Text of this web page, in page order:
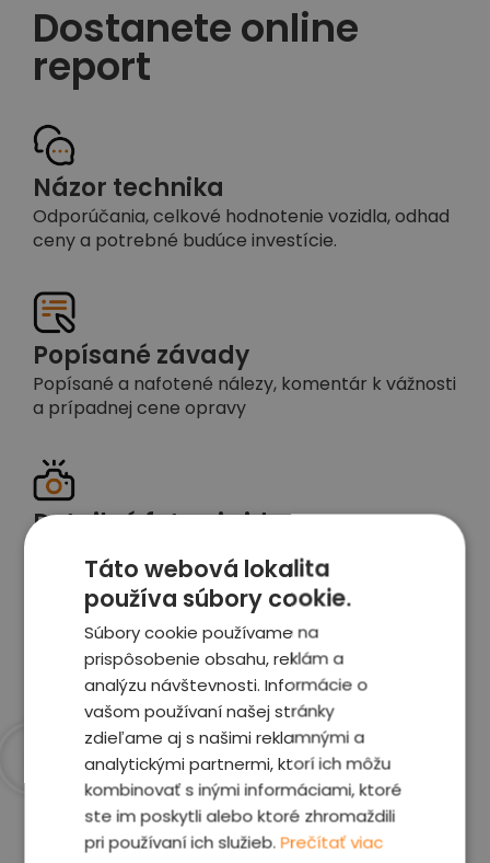
Dostanete online
report
Názor technika
Odporúčania, celkové hodnotenie vozidla, odhad
ceny a potrebné budúce investície.
Popísané závady
Popísané a nafotené nálezy, komentár k vážnosti
a prípadnej cene opravy
Detailné foto aj video
Celé auto z exteriéru aj interiéru nafotíme
vrátane závad a poškodení
Zobraziť report
Prečo sme najlepšia
voľba
Táto webová lokalita
používa súbory cookie.
Súbory cookie používame na
prispôsobenie obsahu, reklám a
analýzu návštevnosti. Informácie o
vašom používaní našej stránky
zdieľame aj s našimi reklamnými a
analytickými partnermi, ktorí ich môžu
kombinovať s inými informáciami, ktoré
ste im poskytli alebo ktoré zhromaždili
pri používaní ich služieb.Prečítať viac